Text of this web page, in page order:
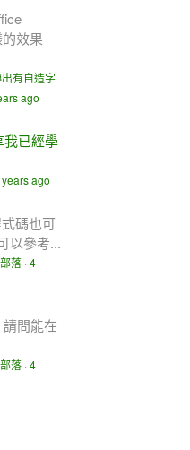
效果
有自造字
ago
我已經學
ago
碼也可
以參考...
落 · 4
問能在
落 · 4